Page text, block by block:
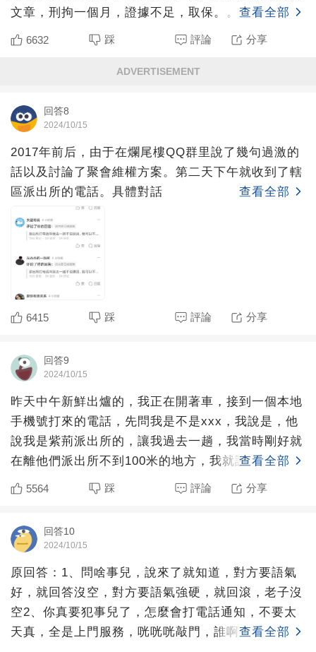
文章，刑拘一個月，證據不足，取保。。 查看全部
6632 踩 評論 分享
ADVERTISEMENT
回答8
2024/10/15
2017年前后，由于在爛尾樓QQ群里說了幾句過激的
話以及討論了聚會維權方案。第二天下午就收到了轄
區派出所的電話。具體對話
查看全部
6415 踩 評論 分享
回答9
2024/10/15
昨天中午新鮮出爐的，我正在開著車，接到一個本地
手機號打來的電話，先問我是不是xxx，我說是，他
說我是紫荊派出所的，讓我過去一趟，我當時剛好就
在離他們派出所不到100米的地方，我就說我就在你
們附近，他說
查看全部
5564 踩 評論 分享
回答10
2024/10/15
原回答：1、問啥事兒，說來了就知道，對方要語氣
好，就回答沒空，對方要語氣強硬，就回滾，老子沒
空2、你真要犯事兒了，怎麼會打電話通知，不要太
天真，全是上門服務，咣咣咣敲門，誰啊，物業，開
查看全部